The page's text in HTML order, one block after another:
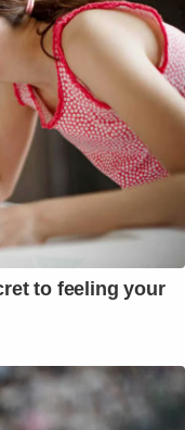
to feeling your